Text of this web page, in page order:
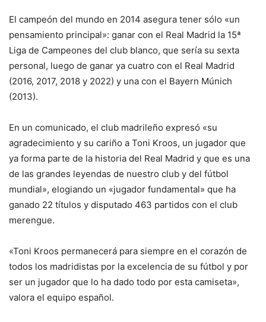
El campeón del mundo en 2014 asegura tener sólo «un
pensamiento principal»: ganar con el Real Madrid la 15ª
Liga de Campeones del club blanco, que sería su sexta
personal, luego de ganar ya cuatro con el Real Madrid
(2016, 2017, 2018 y 2022) y una con el Bayern Múnich
(2013).
En un comunicado, el club madrileño expresó «su
agradecimiento y su cariño a Toni Kroos, un jugador que
ya forma parte de la historia del Real Madrid y que es una
de las grandes leyendas de nuestro club y del fútbol
mundial», elogiando un «jugador fundamental» que ha
ganado 22 títulos y disputado 463 partidos con el club
merengue.
«Toni Kroos permanecerá para siempre en el corazón de
todos los madridistas por la excelencia de su fútbol y por
ser un jugador que lo ha dado todo por esta camiseta»,
valora el equipo español.